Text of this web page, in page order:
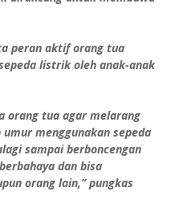
peran aktif orang tua
listrik oleh anak-anak
orang tua agar melarang
menggunakan sepeda
sampai berboncengan
dan bisa
orang lain,” pungkas